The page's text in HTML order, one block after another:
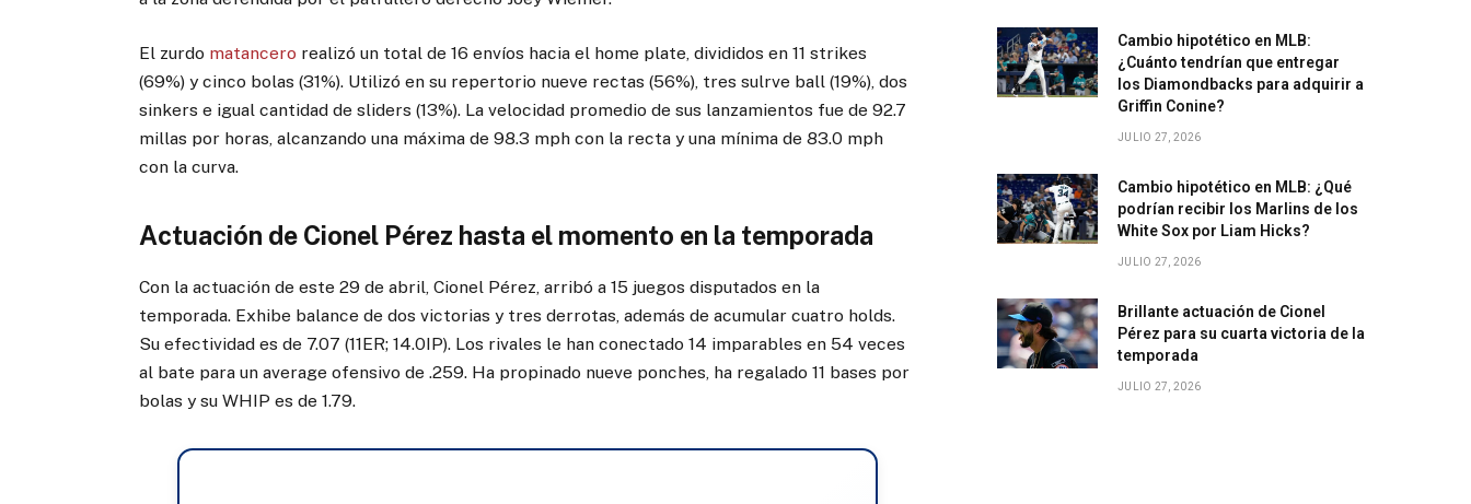
El zurdo matancero realizó un total de 16 envíos hacia el home plate, divididos en 11 strikes
(69%) y cinco bolas (31%). Utilizó en su repertorio nueve rectas (56%), tres sulrve ball (19%), dos
sinkers e igual cantidad de sliders (13%). La velocidad promedio de sus lanzamientos fue de 92.7
millas por horas, alcanzando una máxima de 98.3 mph con la recta y una mínima de 83.0 mph
con la curva.
Actuación de Cionel Pérez hasta el momento en la temporada
Con la actuación de este 29 de abril, Cionel Pérez, arribó a 15 juegos disputados en la
temporada. Exhibe balance de dos victorias y tres derrotas, además de acumular cuatro holds.
Su efectividad es de 7.07 (11ER; 14.0IP). Los rivales le han conectado 14 imparables en 54 veces
al bate para un average ofensivo de .259. Ha propinado nueve ponches, ha regalado 11 bases por
bolas y su WHIP es de 1.79.
Cambio hipotético en MLB:
¿Cuánto tendrían que entregar
los Diamondbacks para adquirir a
Griffin Conine?
JULIO 27, 2026
Cambio hipotético en MLB: ¿Qué
podrían recibir los Marlins de los
White Sox por Liam Hicks?
JULIO 27, 2026
Brillante actuación de Cionel
Pérez para su cuarta victoria de la
temporada
JULIO 27, 2026